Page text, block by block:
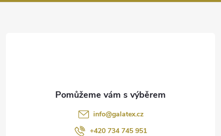
a
info@galatex.cz
+420 734 745 951